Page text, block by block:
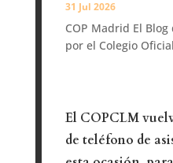
31 Jul 2026
COP Madrid El
por el Colegio
El COPCLM
de teléfono de